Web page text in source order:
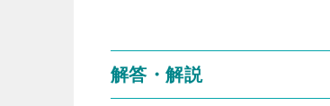
解答・解説